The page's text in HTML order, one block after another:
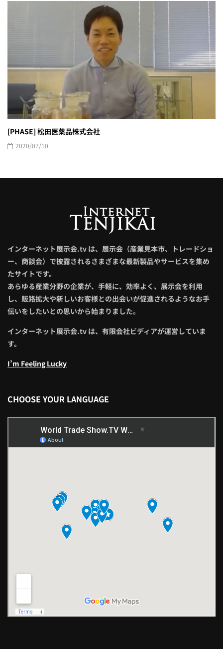
[PHASE] 松田医薬品株式会社
2020/07/10
インターネット展示会.tv は、展示会（産業見本市、トレードショ
ー、商談会）で披露されるさまざまな最新製品やサービスを集め
たサイトです。
あらゆる産業分野の企業が、手軽に、効率よく、展示会を利用
し、販路拡大や新しいお客様との出会いが促進されるようなお手
伝いをしたいとの思いから始まりました。
インターネット展示会.tv は、有限会社ビディアが運営していま
す。
I’m Feeling Lucky
CHOOSE YOUR LANGUAGE